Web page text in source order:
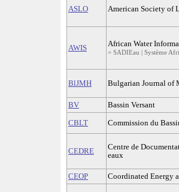
ASLO American Society of
AWIS African Water
= SADIEau | Système
BlJMH Bulgarian Journal of
BV
Bassin Versant
CBLT
Commission du
CEDRE
Centre de
eaux
CEOP Coordinated Energy